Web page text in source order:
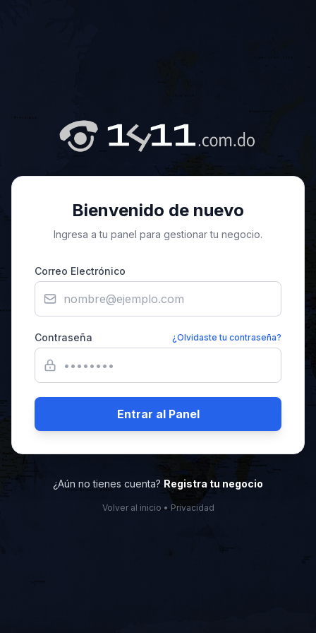
Bienvenido de nuevo
Ingresa a tu panel para gestionar tu negocio.
Correo Electrónico
Contraseña ¿Olvidaste tu contraseña?
Entrar al Panel
¿Aún no tienes cuenta? Registra tu negocio
Volver al inicio •Privacidad